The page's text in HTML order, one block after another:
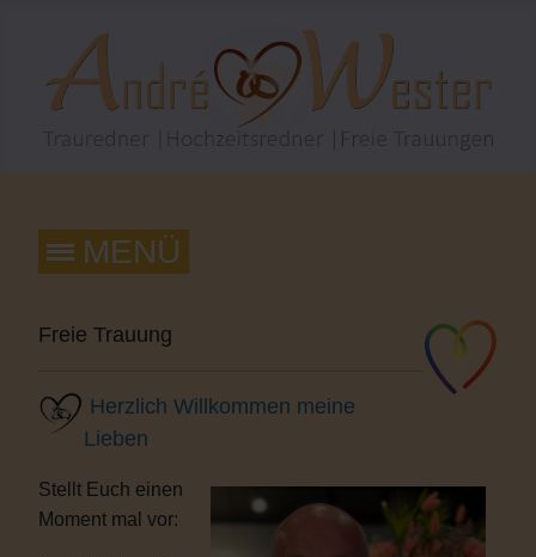
Freie Trauung
Herzlich Willkommen meine
Lieben
Stellt Euch einen
Moment mal vor: